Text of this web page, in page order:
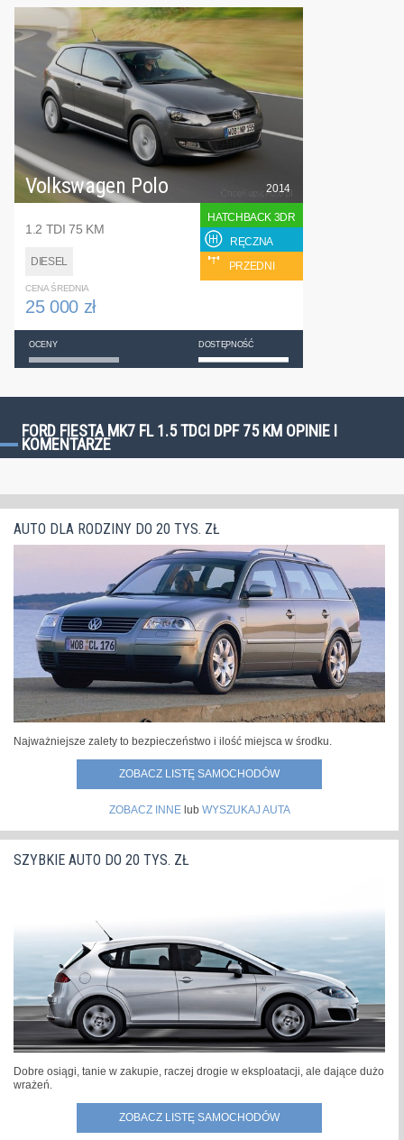
Volkswagen Polo
1.2 TDI 75 KM
DIESEL
2014
HATCHBACK 3DR
RĘCZNA
PRZEDNI
CENA ŚREDNIA
25 000 zł
OCENY DOSTĘPNOŚĆ
FORD FIESTA MK7 FL 1.5 TDCI DPF 75 KM OPINIE I
KOMENTARZE
AUTO DLA RODZINY DO 20 TYS. ZŁ
Najważniejsze zalety to bezpieczeństwo i ilość miejsca w środku.
ZOBACZ LISTĘ SAMOCHODÓW
ZOBACZ INNElub WYSZUKAJ AUTA
SZYBKIE AUTO DO 20 TYS. ZŁ
Dobre osiągi, tanie w zakupie, raczej drogie w eksploatacji, ale dające dużo
wrażeń.
ZOBACZ LISTĘ SAMOCHODÓW